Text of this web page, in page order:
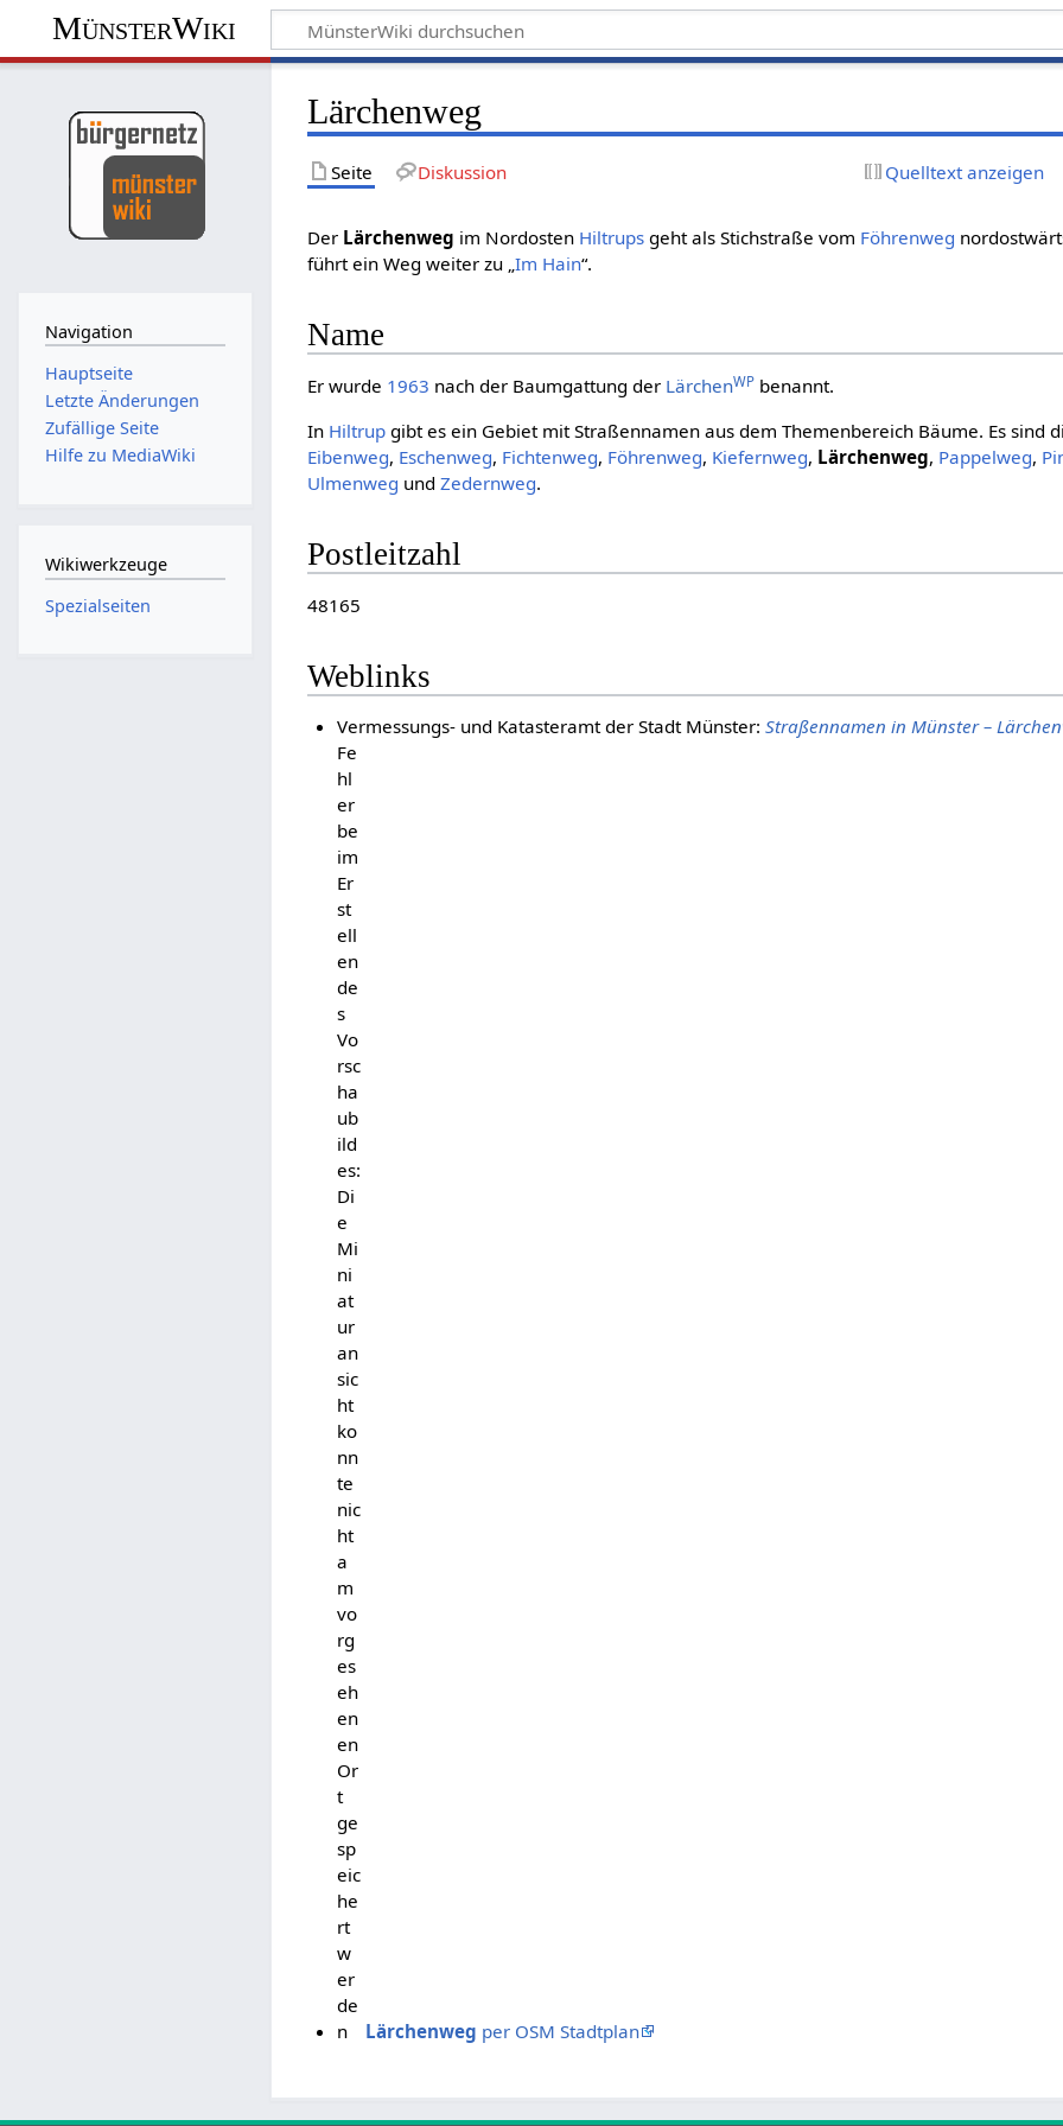
MünsterWiki
Lärchenweg
Seite Diskussion Quelltext anzeigen
Der Lärchenweg im Nordosten Hiltrups geht als Stichstraße vom Föhrenweg
führt ein Weg weiter zu „Im Hain“.
Name
Er wurde 1963 nach der Baumgattung der LärchenWP benannt.
In Hiltrup gibt es ein Gebiet mit Straßennamen aus dem Themenbereich Bäume. Es sind
Eibenweg, Eschenweg, Fichtenweg, Föhrenweg, Kiefernweg, Lärchenweg, Pappelweg,
Ulmenweg undZedernweg.
Postleitzahl
48165
Weblinks
Vermessungs- und Katasteramt der Stadt Münster: Straßennamen in Münster –
Fe
hl
er
be
im
Er
st
ell
en
de
s
Vo
rsc
ha
ub
ild
es:
Di
e
Mi
ni
at
ur
an
sic
ht
ko
nn
te
nic
ht
a
m
vo
rg
es
eh
en
en
Or
t
ge
sp
eic
he
rt
w
er
de
n
Lärchenweg per OSM Stadtplan
Navigation
Hauptseite
Letzte Änderungen
Zufällige Seite
Hilfe zu MediaWiki
Wikiwerkzeuge
Spezialseiten